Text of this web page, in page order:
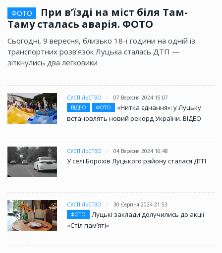
ФОТО
При в’їзді на міст біля Там-
Таму сталась аварія. ФОТО
Сьогодні, 9 вересня, близько 18-ї години на одній із
транспортних розв’язок Луцька сталась ДТП —
зіткнулись два легковики
СУСПІЛЬСТВО
07 Вересня 2024 15:07
ВІДЕО
ФОТО
«Нитка єднання»: у Луцьку
встановлять новий рекорд України. ВІДЕО
СУСПІЛЬСТВО 04 Вересня 2024 16:48
У селі Борохів Луцького району сталася ДТП
СУСПІЛЬСТВО
30 Серпня 2024 21:53
ФОТО
Луцькі заклади долучились до акції
«Стіл памʼяті»